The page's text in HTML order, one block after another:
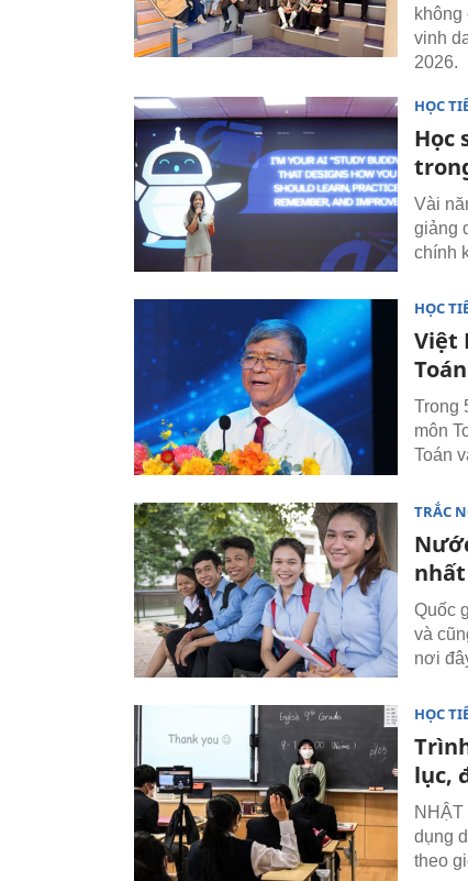
không
vinh
2026.
HỌC
Học
Vài
giảng
chính
HỌC
Việt
Trong
môn
Toán
TRẮC
Quốc
và
nơi
HỌC
lục,
dụng
theo